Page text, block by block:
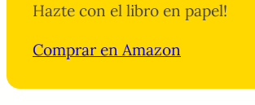
Hazte con el libro en papel!
Comprar en Amazon